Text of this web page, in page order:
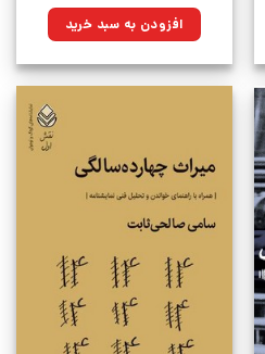
۸۹۰,۰۰۰تومان
بود.
۶۳۶,۳۵۰تومان.افزودن به سبد خرید